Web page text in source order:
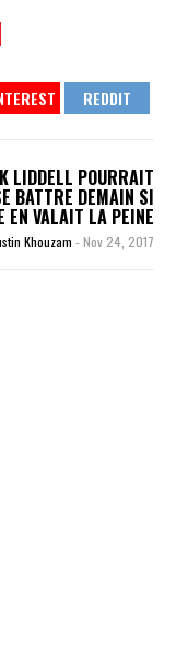
LIDDELL POURRAIT
BATTRE DEMAIN SI
EN VALAIT LA PEINE
Khouzam - Nov 24, 2017